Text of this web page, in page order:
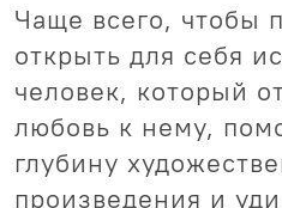
Чаще всего, чтобы
открыть для себя
человек, который
любовь к нему,
глубину
произведения и